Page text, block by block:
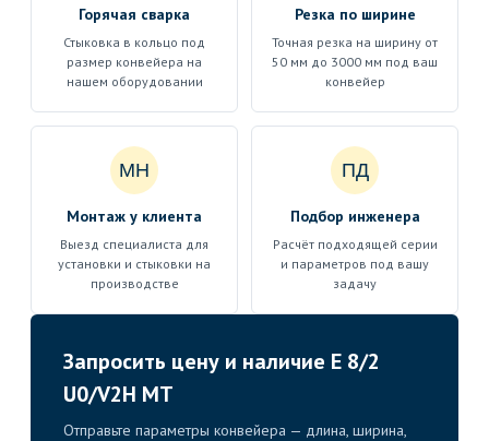
Горячая сварка
Стыковка в кольцо под
размер конвейера на
нашем оборудовании
Резка по ширине
Точная резка на ширину от
50 мм до 3000 мм под ваш
конвейер
МН
Монтаж у клиента
Выезд специалиста для
установки и стыковки на
производстве
ПД
Подбор инженера
Расчёт подходящей серии
и параметров под вашу
задачу
Запросить цену и наличие E 8/2
U0/V2H MT
Отправьте параметры конвейера — длина, ширина,